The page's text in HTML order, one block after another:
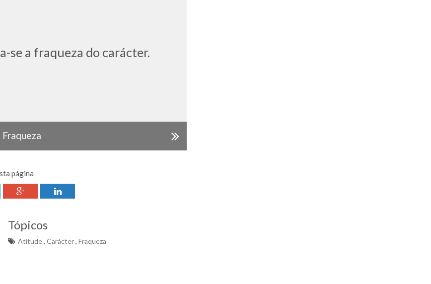
se a fraqueza do carácter.
Fraqueza
página
Tópicos
Atitude, Carácter, Fraqueza